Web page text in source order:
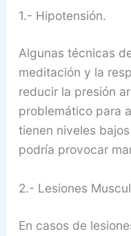
1.- Hipotensión.
Algunas técnicas
meditación y la
reducir la presión
problemático para
tienen niveles
podría provocar
2.- Lesiones
En casos de